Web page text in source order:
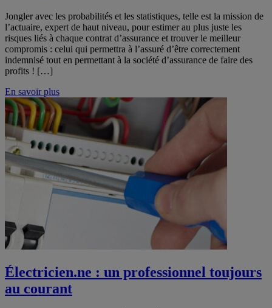
Jongler avec les probabilités et les statistiques, telle est la mission de
l’actuaire, expert de haut niveau, pour estimer au plus juste les
risques liés à chaque contrat d’assurance et trouver le meilleur
compromis : celui qui permettra à l’assuré d’être correctement
indemnisé tout en permettant à la société d’assurance de faire des
profits ! […]
En savoir plus
Électricien.ne : un professionnel toujours
au courant